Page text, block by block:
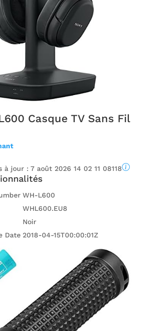
Casque TV Sans Fil
à jour :7 août 2026 14 02 11 08118
WH-L600
WHL600.EU8
Noir
Date 2018-04-15T00:00:01Z